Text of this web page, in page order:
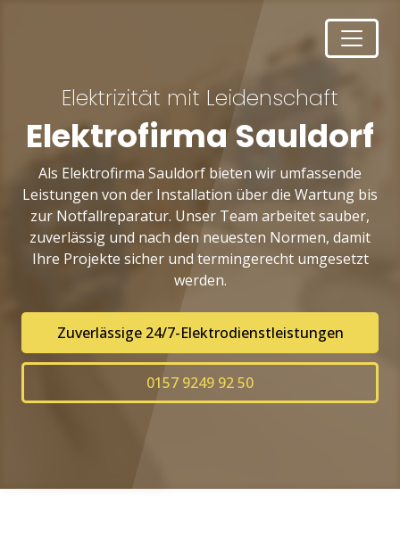
Elektrizität mit Leidenschaft
Elektrofirma Sauldorf
Als Elektrofirma Sauldorf bieten wir umfassende
Leistungen von der Installation über die Wartung bis
zur Notfallreparatur. Unser Team arbeitet sauber,
zuverlässig und nach den neuesten Normen, damit
Ihre Projekte sicher und termingerecht umgesetzt
werden.
Zuverlässige 24/7-Elektrodienstleistungen
0157 9249 92 50